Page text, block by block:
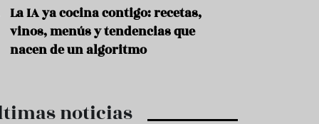
u
c
d
La IA ya cocina contigo: recetas,
vinos, menús y tendencias que
nacen de un algoritmo
noticias